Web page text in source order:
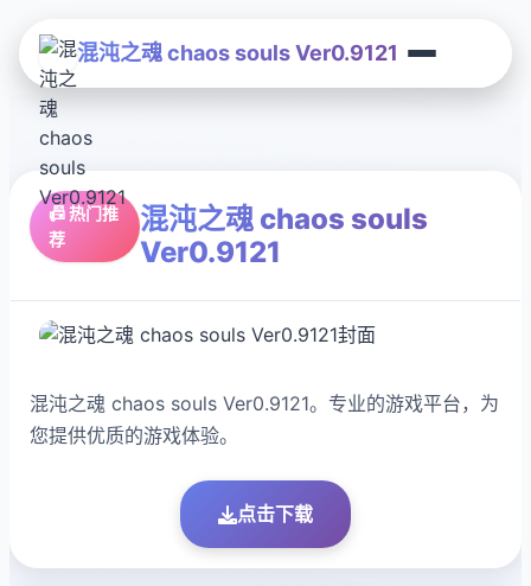
混沌之魂 chaos souls Ver0.9121
📠 热门推
荐
混沌之魂 chaos souls
Ver0.9121
混沌之魂 chaos souls Ver0.9121。专业的游戏平台，为
您提供优质的游戏体验。
点击下载